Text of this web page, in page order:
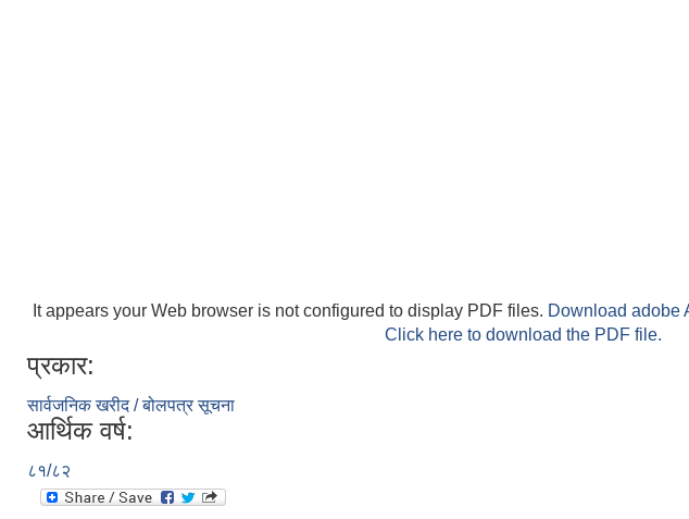
It appears your Web browser is not configured to display PDF files. Download adobe
Click here to download the PDF file.
प्रकार:
सार्वजनिक खरीद / बोलपत्र सूचना
आर्थिक वर्ष:
८१/८२